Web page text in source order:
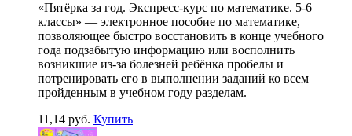
«Пятёрка за год. Экспресс-курс по математике. 5-6
классы» — электронное пособие по математике,
позволяющее быстро восстановить в конце учебного
года подзабытую информацию или восполнить
возникшие из-за болезней ребёнка пробелы и
потренировать его в выполнении заданий ко всем
пройденным в учебном году разделам.
11,14 руб. Купить